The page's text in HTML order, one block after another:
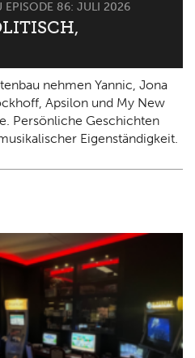
EPISODE 86: JULI 2026
nehmen Yannic, Jona
Apsilon und My New
Persönliche Geschichten
Eigenständigkeit.